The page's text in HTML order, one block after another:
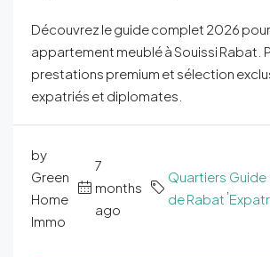
Découvrez le guide complet 2026 pour
appartement meublé à Souissi Rabat.
prestations premium et sélection
expatriés et diplomates.
by
Green
Home
Immo
7
months
ago
Quartiers
de Rabat
Guide